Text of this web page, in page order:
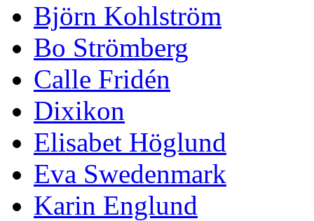
Björn Kohlström
Bo Strömberg
Calle Fridén
Dixikon
Elisabet Höglund
Eva Swedenmark
Karin Englund